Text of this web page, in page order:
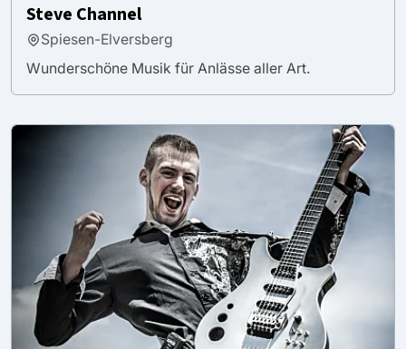
Steve Channel
Spiesen-Elversberg
Wunderschöne Musik für Anlässe aller Art.